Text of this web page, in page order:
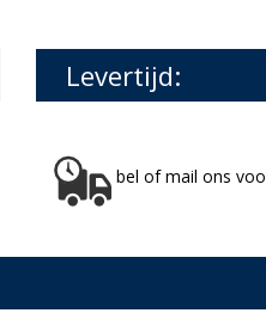
Levertijd:
bel of mail ons